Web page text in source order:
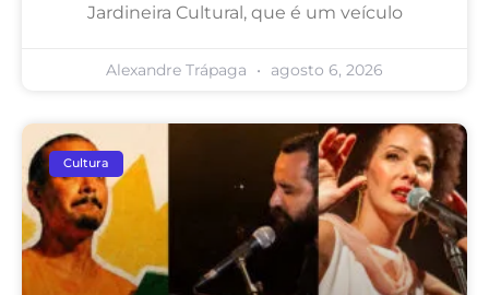
Jardineira Cultural, que é um veículo
Alexandre Trápaga agosto 6, 2026
Cultura